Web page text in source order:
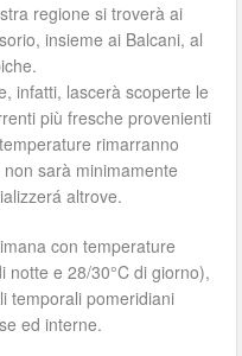
regione si troverà ai
insieme ai Balcani, al
infatti, lascerà scoperte le
più fresche provenienti
rimarranno
sarà minimamente
altrove.
con temperature
notte e 28/30°C di giorno),
temporali pomeridiani
ed interne.